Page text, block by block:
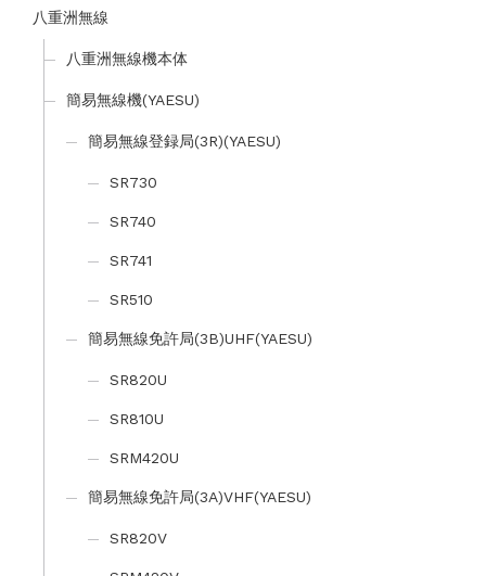
八重洲無線
八重洲無線機本体
簡易無線機(YAESU)
簡易無線登録局(3R)(YAESU)
SR730
SR740
SR741
SR510
簡易無線免許局(3B)UHF(YAESU)
SR820U
SR810U
SRM420U
簡易無線免許局(3A)VHF(YAESU)
SR820V